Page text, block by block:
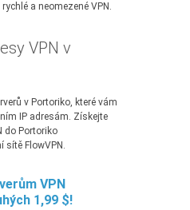
a neomezené VPN.
VPN v
v Portoriko, které vám
IP adresám. Získejte
do Portoriko
sítě FlowVPN.
VPN
1,99 $!